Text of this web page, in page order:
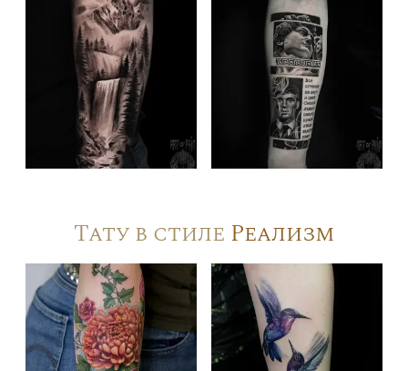
Тату в стиле Реализм